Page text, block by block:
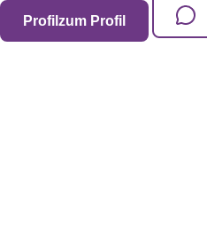
Profil zum Profil